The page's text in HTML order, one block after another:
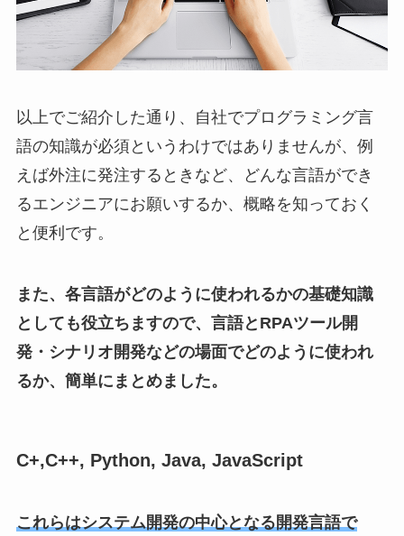
以上でご紹介した通り、自社でプログラミング言
語の知識が必須というわけではありませんが、例
えば外注に発注するときなど、どんな言語ができ
るエンジニアにお願いするか、概略を知っておく
と便利です。
また、各言語がどのように使われるかの基礎知識
としても役立ちますので、言語とRPAツール開
発・シナリオ開発などの場面でどのように使われ
るか、簡単にまとめました。
C+,C++, Python, Java, JavaScript
これらはシステム開発の中心となる開発言語で